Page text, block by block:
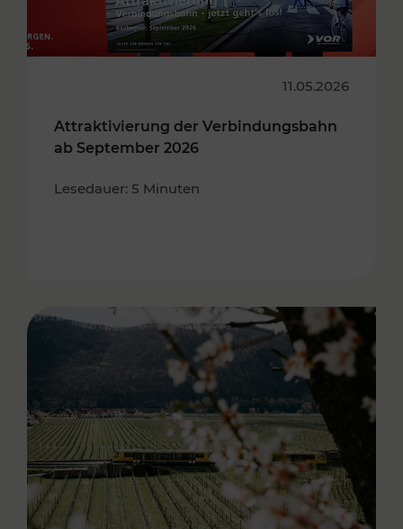
11.05.2026
Attraktivierung der Verbindungsbahn
ab September 2026
Lesedauer: 5 Minuten